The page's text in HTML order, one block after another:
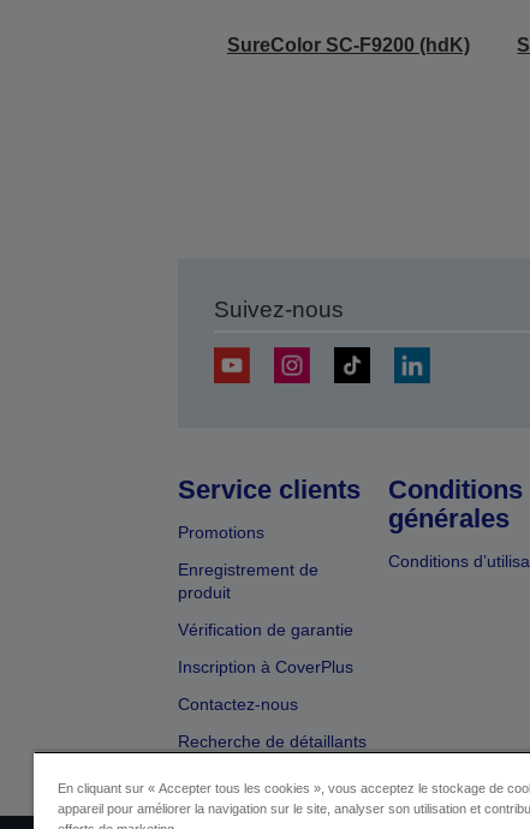
SureColor SC-F9200 (hdK)
Suivez-nous
Service clients
Promotions
Enregistrement de
produit
Vérification de garantie
Inscription à CoverPlus
Contactez-nous
Recherche de détaillants
Conditions
générales
Conditions
En cliquant sur « Accepter tous les cookies », vous acceptez le stockage de
appareil pour améliorer la navigation sur le site, analyser son utilisation et